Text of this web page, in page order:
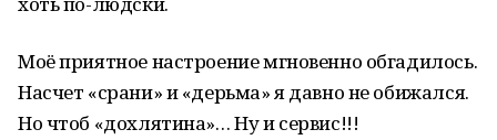
Моё приятное настроение мгновенно обгадилось.
Насчет «срани» и «дерьма» я давно не обижался.
Но чтоб «дохлятина»… Ну и сервис!!!